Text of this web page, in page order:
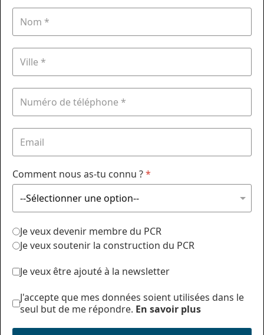
Comment nous as-tu connu ?*
Je veux devenir membre du PCR
Je veux soutenir la construction du PCR
Je veux être ajouté à la newsletter
J'accepte que mes données soient utilisées dans le
seul but de me répondre. En savoir plus